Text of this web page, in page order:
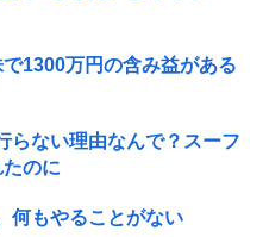
1300万円の含み益がある
らない理由なんで？スーフ
のに
何もやることがない